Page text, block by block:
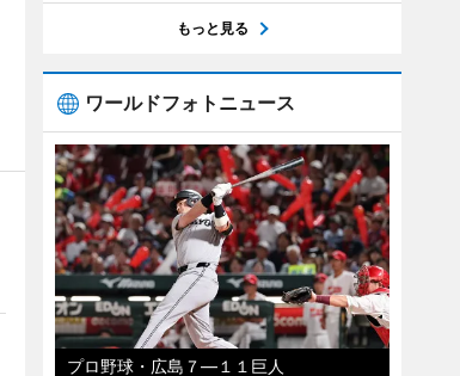
もっと見る
ワールドフォトニュース
プロ野球・広島７―１１巨人